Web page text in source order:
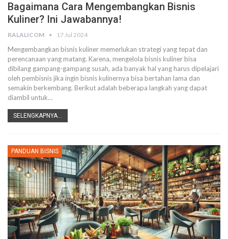
Bagaimana Cara Mengembangkan Bisnis
Kuliner? Ini Jawabannya!
RALALICOM 17 Jul 2024
Mengembangkan bisnis kuliner memerlukan strategi yang tepat dan
perencanaan yang matang. Karena, mengelola bisnis kuliner bisa
dibilang gampang-gampang susah, ada banyak hal yang harus dipelajari
oleh pembisnis jika ingin bisnis kulinernya bisa bertahan lama dan
semakin berkembang. Berikut adalah beberapa langkah yang dapat
diambil untuk…
SELENGKAPNYA...
PANDUAN BISNIS